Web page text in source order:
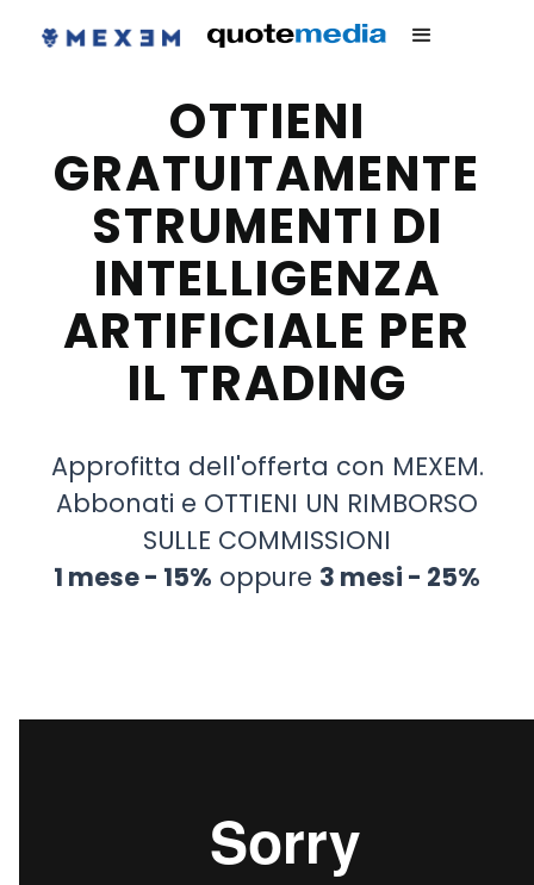
OTTIENI
GRATUITAMENTE
STRUMENTI DI
INTELLIGENZA
ARTIFICIALE PER
IL TRADING
Approfitta dell'offerta con MEXEM.
Abbonati e OTTIENI UN RIMBORSO
SULLE COMMISSIONI
1 mese - 15% oppure 3 mesi - 25%